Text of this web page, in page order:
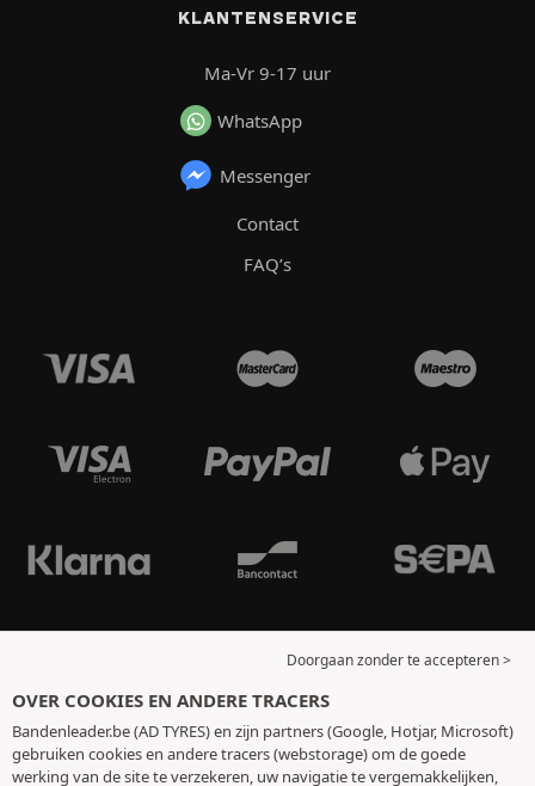
KLANTENSERVICE
Ma-Vr 9-17 uur
WhatsApp
Messenger
Contact
FAQ’s
Doorgaan zonder te accepteren >
OVER COOKIES EN ANDERE TRACERS
Bandenleader.be (AD TYRES) en zijn partners (Google, Hotjar, Microsoft)
gebruiken cookies en andere tracers (webstorage) om de goede
werking van de site te verzekeren, uw navigatie te vergemakkelijken,